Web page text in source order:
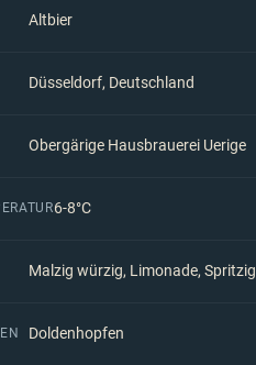
Altbier
Düsseldorf, Deutschland
Obergärige Hausbrauerei Uerige
6-8°C
Malzig würzig, Limonade, Spritzig
Doldenhopfen